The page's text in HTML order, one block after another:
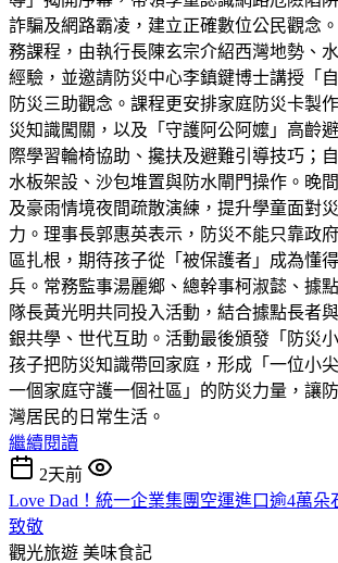
詐騙及網路霸凌，建立正確數位公民觀念
務課程，由執行長陳玄宗介紹西灣地勢、
經驗，並邀請防災中心李鎮鍵博士講授「
防災三助觀念。課程更安排家庭防災卡製
災知識闖關，以及「守護阿公阿嬤」高齡
際學習輪椅協助、攙扶及避難引導技巧；
水板架設、沙包堆置與防水閘門操作。晚
及豪雨情境夜間疏散演練，提升學童面對
力。理事長郭惠英表示，防災不能只靠政
區扎根，期待孩子從「被保護者」成為懂
兵。常務監事湯麗鄉、總幹事柯淑懿、據
隊長黃光明共同投入活動，結合據點長者
銀共學、世代互助。活動最後頒發「防災
孩子把防災知識帶回家庭，形成「一位小
一個家庭守護一個社區」的防災力量，讓
灣居民的日常生活。
繼續閱讀
2天前
Love Dad！統一企業集團空運進口逾4萬
致敬
觀光旅遊 美味食記